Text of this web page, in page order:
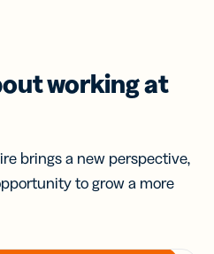
working at
brings a new perspective,
to grow a more